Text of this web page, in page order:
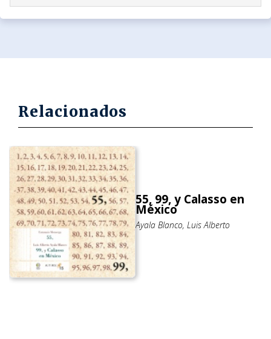
Relacionados
55, 99, y Calasso en
México
Ayala Blanco, Luis Alberto